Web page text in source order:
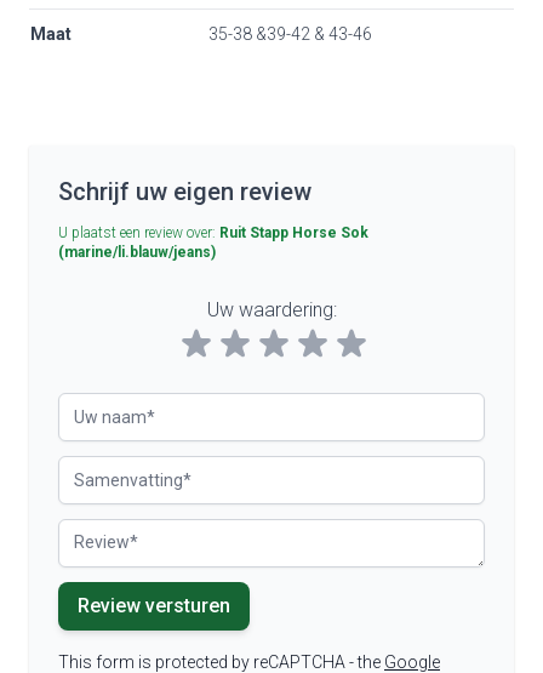
Maat 35-38 &39-42 & 43-46
Schrijf uw eigen review
U plaatst een review over: Ruit Stapp Horse Sok
(marine/li.blauw/jeans)
Uw waardering:
Rating
Uw naam
Samenvatting
Review
Review versturen
This form is protected by reCAPTCHA - the Google